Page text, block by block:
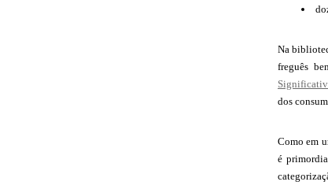
Na
freguês
dos
Como em
é